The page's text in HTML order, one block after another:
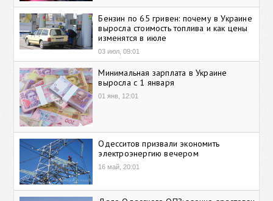
Бензин по 65 гривен: почему в Украине
выросла стоимость топлива и как цены
изменятся в июле
03 июл, 09:01
Минимальная зарплата в Украине
выросла с 1 января
01 янв, 12:01
Одесситов призвали экономить
электроэнергию вечером
16 май, 20:01